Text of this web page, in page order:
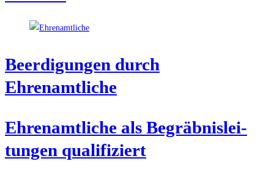
Beer­di­gun­gen durch
Ehrenamtliche
Ehren­amt­li­che als Begräb­nis­lei­
tun­gen qualifiziert